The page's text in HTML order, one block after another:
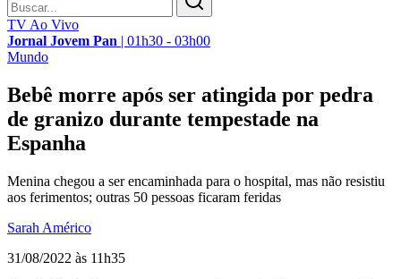
TV Ao Vivo
Jornal Jovem Pan | 01h30 - 03h00
Mundo
Bebê morre após ser atingida por pedra
de granizo durante tempestade na
Espanha
Menina chegou a ser encaminhada para o hospital, mas não resistiu
aos ferimentos; outras 50 pessoas ficaram feridas
Sarah Américo
31/08/2022 às 11h35